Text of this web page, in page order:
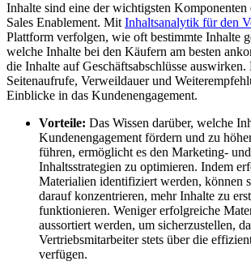
Inhalte sind eine der wichtigsten Komponenten
Sales Enablement. Mit Inhaltsanalytik für den
Plattform verfolgen, wie oft bestimmte Inhalte
welche Inhalte bei den Käufern am besten
die Inhalte auf Geschäftsabschlüsse
Seitenaufrufe, Verweildauer und
Einblicke in das Kundenengagement.
Vorteile: Das Wissen darüber, welche
Kundenengagement fördern und zu
führen, ermöglicht es den Marketing-
Inhaltsstrategien zu optimieren. Indem
Materialien identifiziert werden, können
darauf konzentrieren, mehr Inhalte zu
funktionieren. Weniger erfolgreiche
aussortiert werden, um sicherzustellen,
Vertriebsmitarbeiter stets über die
verfügen.